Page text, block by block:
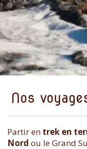
Nos
Partir en trek en
Nord ou le Grand